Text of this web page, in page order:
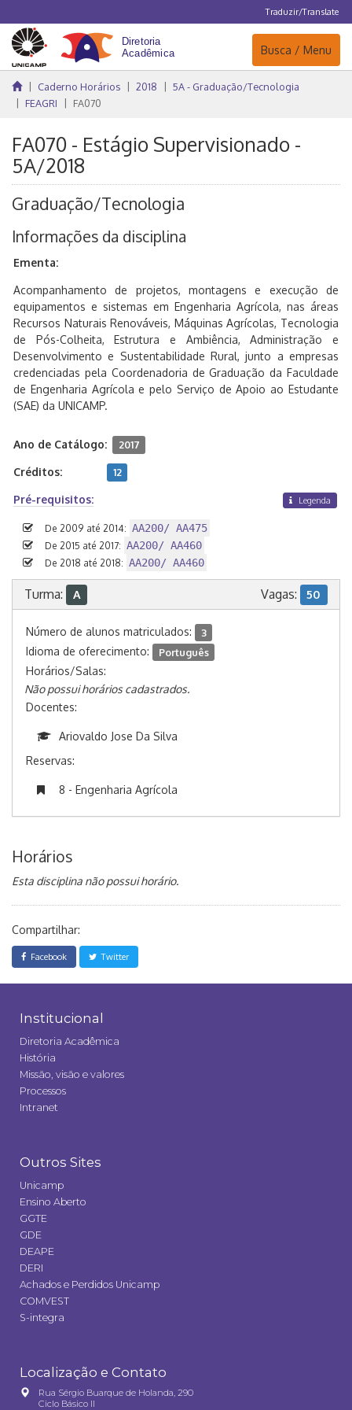
Traduzir/Translate
Navegação
Busca / Menu
Caderno Horários 2018
5A - Graduação/Tecnologia
FEAGRI
FA070
FA070 - Estágio Supervisionado -
5A/2018
Graduação/Tecnologia
Informações da disciplina
Ementa:
Acompanhamento de projetos, montagens e execução de
equipamentos e sistemas em Engenharia Agrícola, nas áreas
Recursos Naturais Renováveis, Máquinas Agrícolas, Tecnologia
de Pós-Colheita, Estrutura e Ambiência, Administração e
Desenvolvimento e Sustentabilidade Rural, junto a empresas
credenciadas pela Coordenadoria de Graduação da Faculdade
de Engenharia Agrícola e pelo Serviço de Apoio ao Estudante
(SAE) da UNICAMP.
Ano de Catálogo: 2017
Créditos: 12
Pré-requisitos: Legenda
De 2009 até 2014: AA200/ AA475
De 2015 até 2017: AA200/ AA460
De 2018 até 2018: AA200/ AA460
Turma: A Vagas: 50
Número de alunos matriculados: 3
Idioma de oferecimento: Português
Horários/Salas:
Não possui horários cadastrados.
Docentes:
Ariovaldo Jose Da Silva
Reservas:
8 - Engenharia Agrícola
Horários
Esta disciplina não possui horário.
Compartilhar:
Facebook Twitter
Institucional
Diretoria Acadêmica
História
Missão, visão e valores
Processos
Intranet
Outros Sites
Unicamp
Ensino Aberto
GGTE
GDE
DEAPE
DERI
Achados e Perdidos Unicamp
COMVEST
S-integra
Localização e Contato
Rua Sérgio Buarque de Holanda, 290
Ciclo Básico II